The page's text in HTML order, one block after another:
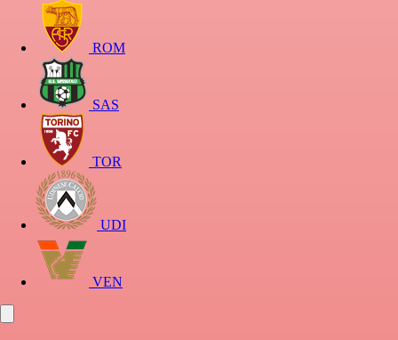
ROM
SAS
TOR
UDI
VEN